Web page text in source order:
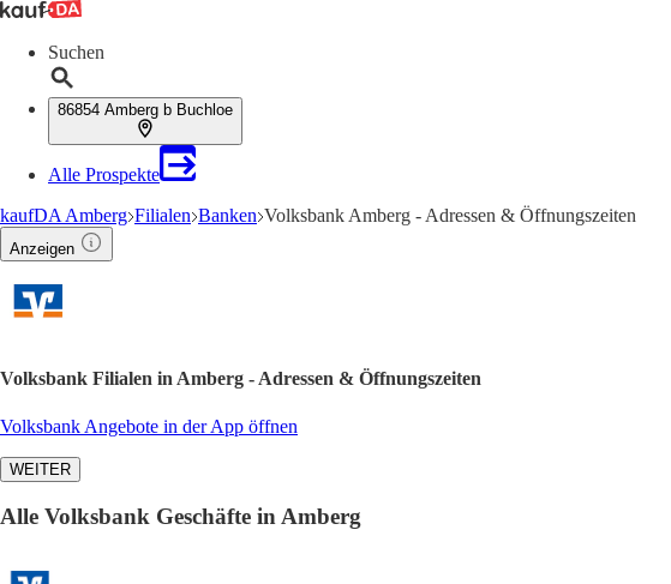
Suchen
86854 Amberg b Buchloe
Alle Prospekte
kaufDA Amberg Filialen Banken Volksbank Amberg - Adressen & Öffnungszeiten
Anzeigen
Volksbank Filialen in Amberg - Adressen & Öffnungszeiten
Volksbank Angebote in der App öffnen
WEITER
Alle Volksbank Geschäfte in Amberg